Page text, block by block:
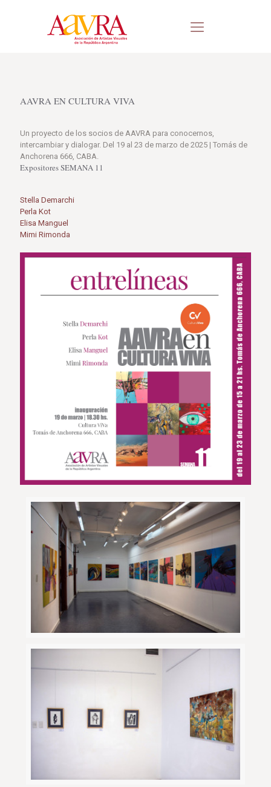
AAVRA EN CULTURA VIVA
Un proyecto de los socios de AAVRA para conocernos,
intercambiar y dialogar. Del 19 al 23 de marzo de 2025 | Tomás de
Anchorena 666, CABA.
Expositores SEMANA 11
Stella Demarchi
Perla Kot
Elisa Manguel
Mimi Rimonda